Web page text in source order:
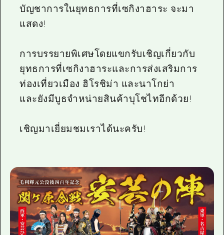
บัญชาการในยุทธการที่เซกิงาฮาระ จะมา
แสดง!
การบรรยายพิเศษโดยแขกรับเชิญเกี่ยวกับ
ยุทธการที่เซกิงาฮาระและการส่งเสริมการ
ท่องเที่ยวเมือง ฮิโรชิม่า และนาโกย่า
และยังมีบูธจำหน่ายสินค้าบุโชไทอีกด้วย!
เชิญมาเยี่ยมชมเราได้นะครับ!